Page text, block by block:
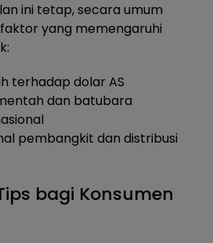
ini tetap, secara umum
yang memengaruhi
terhadap dolar AS
dan batubara
pembangkit dan distribusi
bagi Konsumen